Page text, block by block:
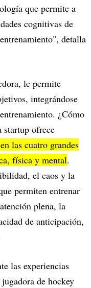
que permite a
cognitivas de
detalla
le permite
integrándose
¿Cómo
startup ofrece
las cuatro grandes
física y mental.
el caos y la
permiten entrenar
plena, la
de anticipación,
las experiencias
de hockey